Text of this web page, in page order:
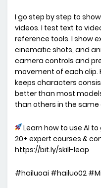
I go step by step to
videos. I test text to
reference tools. I show
cinematic shots, and
camera controls and
movement of each clip.
keeps characters
better than most
than others in the same
Learn how to use AI
20+ expert courses &
https://bit.ly/skill-leap
#hailuoai #hailuo02